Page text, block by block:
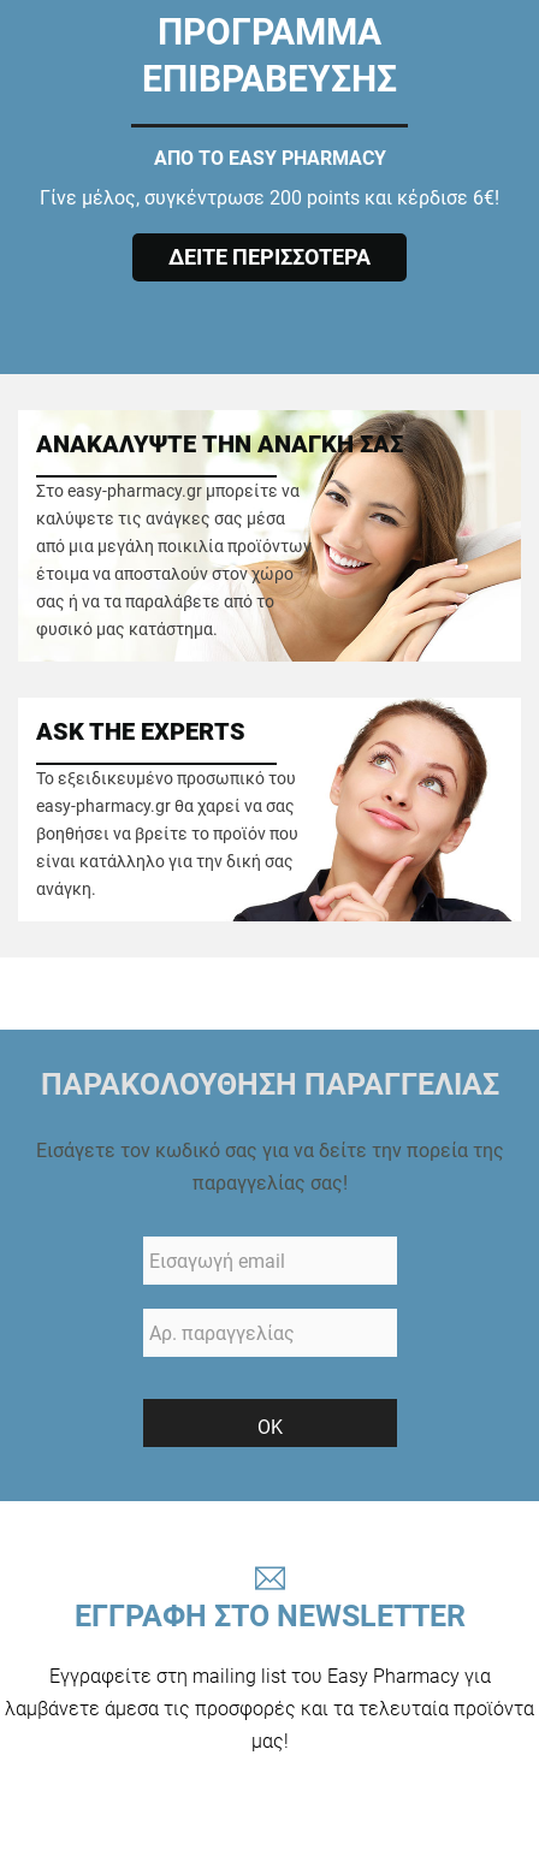
ΠΡΟΓΡΑΜΜΑ
ΕΠΙΒΡΑΒΕΥΣΗΣ
ΑΠΟ ΤΟ EASY PHARMACY
Γίνε μέλος, συγκέντρωσε 200 points και κέρδισε 6€!
ΔΕΙΤΕ ΠΕΡΙΣΣΟΤΕΡΑ
ΑΝΑΚΑΛΥΨΤΕ ΤΗΝ ΑΝΑΓΚΗ ΣΑΣ
Στο easy-pharmacy.gr μπορείτε να
καλύψετε τις ανάγκες σας μέσα
από μια μεγάλη ποικιλία προϊόντων
έτοιμα να αποσταλούν στον χώρο
σας ή να τα παραλάβετε από το
φυσικό μας κατάστημα.
ASK THE EXPERTS
Το εξειδικευμένο προσωπικό του
easy-pharmacy.gr θα χαρεί να σας
βοηθήσει να βρείτε το προϊόν που
είναι κατάλληλο για την δική σας
ανάγκη.
ΠΑΡΑΚΟΛΟΥΘΗΣΗ ΠΑΡΑΓΓΕΛΙΑΣ
Εισάγετε τον κωδικό σας για να δείτε την πορεία της
παραγγελίας σας!
ΟΚ
ΕΓΓΡΑΦΗ ΣΤΟ NEWSLETTER
Εγγραφείτε στη mailing list του Easy Pharmacy για
λαμβάνετε άμεσα τις προσφορές και τα τελευταία προϊόντα
μας!